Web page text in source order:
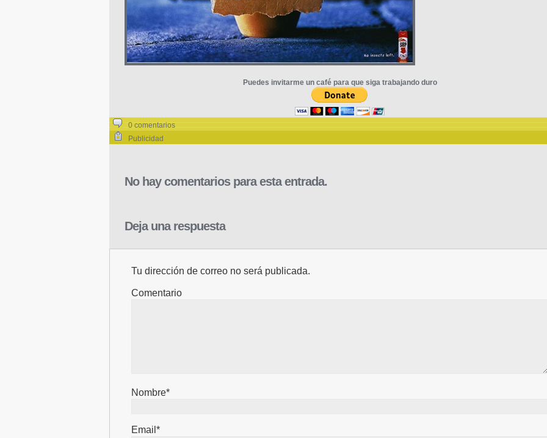
Puedes invitarme un café para que siga trabajando duro
0 comentarios
Publicidad
No hay comentarios para esta entrada.
Deja una respuesta
Tu dirección de correo no será publicada.
Comentario
Nombre*
Email*